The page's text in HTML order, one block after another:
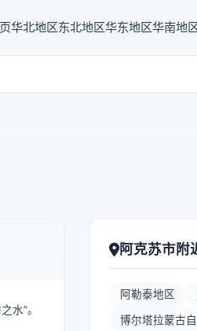
华北地区东北地区华东地区华南地
水”。
阿克苏市附
阿勒泰地区
博尔塔拉蒙古